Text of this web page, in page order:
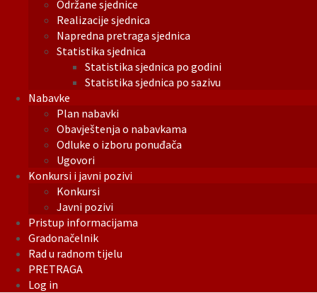
Održane sjednice
Realizacije sjednica
Napredna pretraga sjednica
Statistika sjednica
Statistika sjednica po godini
Statistika sjednica po sazivu
Nabavke
Plan nabavki
Obavještenja o nabavkama
Odluke o izboru ponuđača
Ugovori
Konkursi i javni pozivi
Konkursi
Javni pozivi
Pristup informacijama
Gradonačelnik
Rad u radnom tijelu
PRETRAGA
Log in